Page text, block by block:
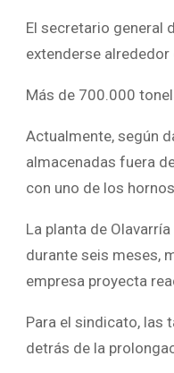
El secretario general
extenderse alrededor
Más de 700.000
Actualmente, según
almacenadas fuera
con uno de los
La planta de
durante seis meses,
empresa proyecta
Para el sindicato, las
detrás de la